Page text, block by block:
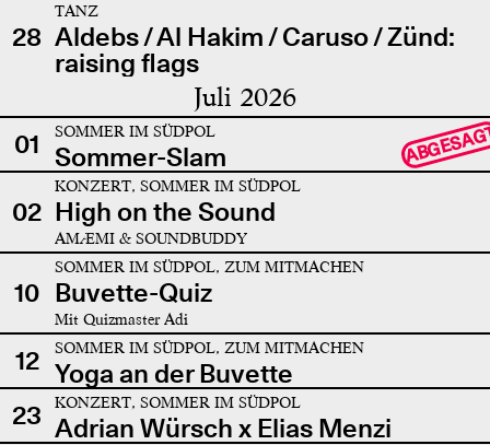
28
TANZ
Aldebs / Al Hakim / Caruso / Zünd:
raising flags
Juli 2026
01 SOMMER IM SÜDPOL
Sommer-Slam
02
KONZERT, SOMMER IM SÜDPOL
High on the Sound
AMÆMI & SOUNDBUDDY
10
SOMMER IM SÜDPOL, ZUM MITMACHEN
Buvette-Quiz
Mit Quizmaster Adi
12 SOMMER IM SÜDPOL, ZUM MITMACHEN
Yoga an der Buvette
23
KONZERT, SOMMER IM SÜDPOL
Adrian Würsch x Elias Menzi